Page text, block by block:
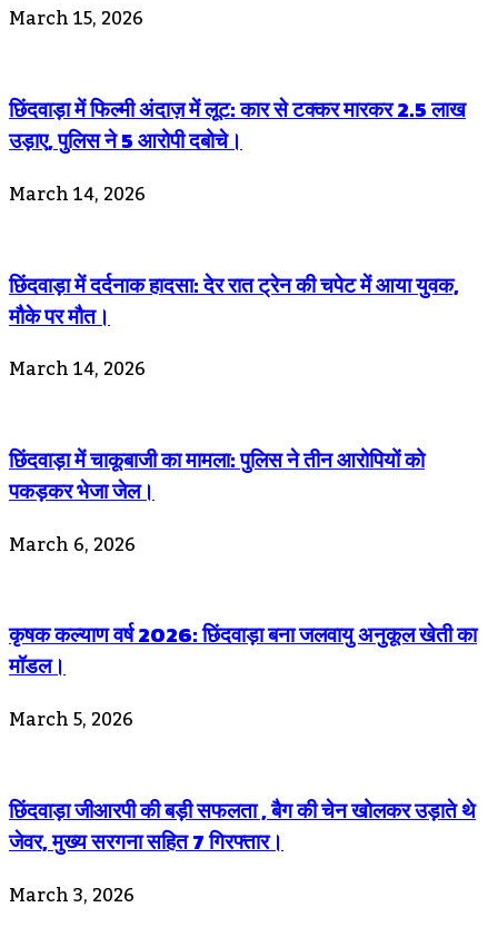
March 15, 2026
छिंदवाड़ा में फिल्मी अंदाज़ में लूट: कार से टक्कर मारकर 2.5 लाख
उड़ाए, पुलिस ने 5 आरोपी दबोचे।
March 14, 2026
छिंदवाड़ा में दर्दनाक हादसा: देर रात ट्रेन की चपेट में आया युवक,
मौके पर मौत।
March 14, 2026
छिंदवाड़ा में चाकूबाजी का मामला: पुलिस ने तीन आरोपियों को
पकड़कर भेजा जेल।
March 6, 2026
कृषक कल्याण वर्ष 2026: छिंदवाड़ा बना जलवायु अनुकूल खेती का
मॉडल।
March 5, 2026
छिंदवाड़ा जीआरपी की बड़ी सफलता , बैग की चेन खोलकर उड़ाते थे
जेवर, मुख्य सरगना सहित 7 गिरफ्तार।
March 3, 2026